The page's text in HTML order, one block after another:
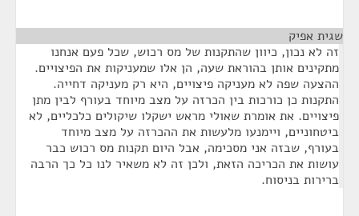
שגית אפיק
זה לא נכון, כיוון שהתקנות של מס רכוש, שכל פעם אנחנו
מתקינים אותן בהוראת שעה, הן אלו שמעניקות את הפיצויים.
ההצעה שפה לא מעניקה פיצויים, היא רק מעניקה דחייה.
התקנות כן כורכות בין הכרזה על מצב מיוחד בעורף לבין מתן
פיצויים. את אומרת שאולי מראש ישקלו שיקולים כלכליים, לא
ביטחוניים, ויימנעו מלעשות את ההכרזה על מצב מיוחד
בעורף, שבזה אני מסכימה, אבל היום תקנות מס רכוש כבר
עושות את הכריכה הזאת, ולכן זה לא משאיר לנו כל כך הרבה
ברירות בניסוח.